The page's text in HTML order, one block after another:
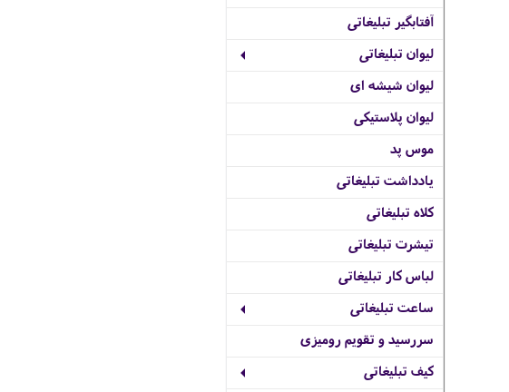
آفتابگیر تبلیغاتی
لیوان تبلیغاتی
لیوان شیشه ای
لیوان پلاستیکی
موس پد
یادداشت تبلیغاتی
کلاه تبلیغاتی
تیشرت تبلیغاتی
لباس کار تبلیغاتی
ساعت تبلیغاتی
سررسید و تقویم رومیزی
کیف تبلیغاتی